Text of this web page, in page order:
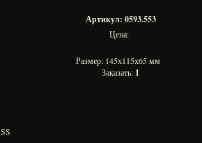
Артикул: 0593.553
Цена:
Размер: 145х115х65 мм
Заказать: 1
SS